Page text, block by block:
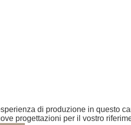
di produzione in questo
progettazioni per il vostro